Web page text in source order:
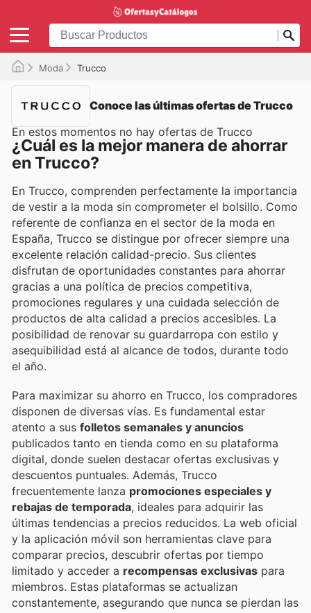
Moda Trucco
Conoce las últimas ofertas de Trucco
En estos momentos no hay ofertas de Trucco
¿Cuál es la mejor manera de ahorrar
en Trucco?
En Trucco, comprenden perfectamente la importancia
de vestir a la moda sin comprometer el bolsillo. Como
referente de confianza en el sector de la moda en
España, Trucco se distingue por ofrecer siempre una
excelente relación calidad-precio. Sus clientes
disfrutan de oportunidades constantes para ahorrar
gracias a una política de precios competitiva,
promociones regulares y una cuidada selección de
productos de alta calidad a precios accesibles. La
posibilidad de renovar su guardarropa con estilo y
asequibilidad está al alcance de todos, durante todo
el año.
Para maximizar su ahorro en Trucco, los compradores
disponen de diversas vías. Es fundamental estar
atento a sus folletos semanales y anuncios
publicados tanto en tienda como en su plataforma
digital, donde suelen destacar ofertas exclusivas y
descuentos puntuales. Además, Trucco
frecuentemente lanza promociones especiales y
rebajas de temporada, ideales para adquirir las
últimas tendencias a precios reducidos. La web oficial
y la aplicación móvil son herramientas clave para
comparar precios, descubrir ofertas por tiempo
limitado y acceder a recompensas exclusivas para
miembros. Estas plataformas se actualizan
constantemente, asegurando que nunca se pierdan las